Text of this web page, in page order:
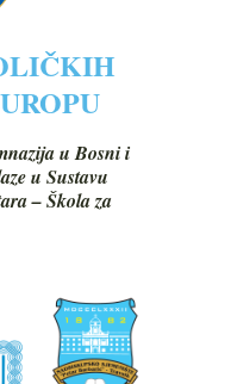
u Bosni i
u Sustavu
– Škola za